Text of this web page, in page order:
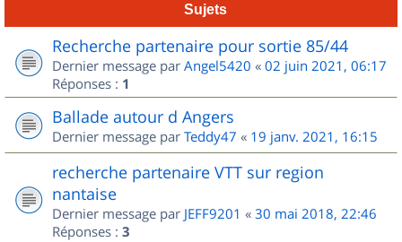
Sujets
Recherche partenaire pour sortie 85/44
Dernier message par Angel5420 « 02 juin 2021, 06:17
Réponses : 1
Ballade autour d Angers
Dernier message par Teddy47 « 19 janv. 2021, 16:15
recherche partenaire VTT sur region
nantaise
Dernier message par JEFF9201 « 30 mai 2018, 22:46
Réponses : 3